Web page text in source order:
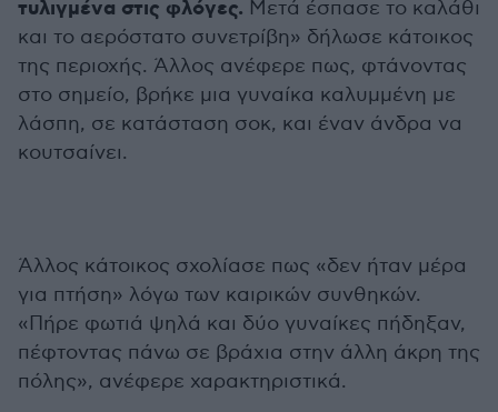
τυλιγμένα στις φλόγες. Μετά έσπασε το καλάθι
και το αερόστατο συνετρίβη» δήλωσε κάτοικος
της περιοχής. Άλλος ανέφερε πως, φτάνοντας
στο σημείο, βρήκε μια γυναίκα καλυμμένη με
λάσπη, σε κατάσταση σοκ, και έναν άνδρα να
κουτσαίνει.
Άλλος κάτοικος σχολίασε πως «δεν ήταν μέρα
για πτήση» λόγω των καιρικών συνθηκών.
«Πήρε φωτιά ψηλά και δύο γυναίκες πήδηξαν,
πέφτοντας πάνω σε βράχια στην άλλη άκρη της
πόλης», ανέφερε χαρακτηριστικά.